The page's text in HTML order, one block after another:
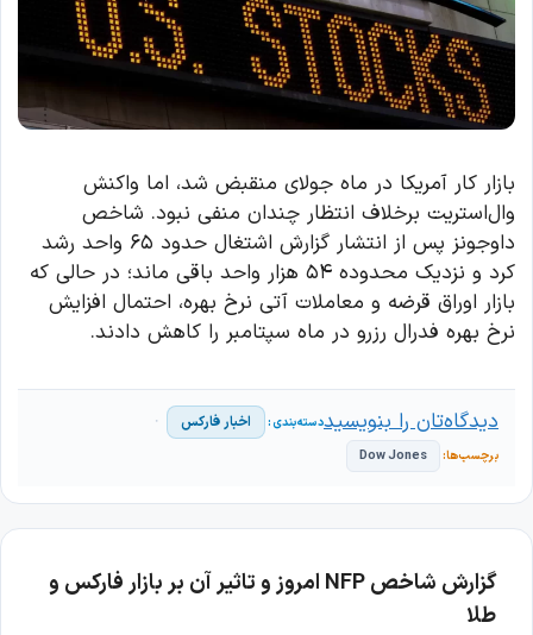
بازار کار آمریکا در ماه جولای منقبض شد، اما واکنش
وال‌استریت برخلاف انتظار چندان منفی نبود. شاخص
داوجونز پس از انتشار گزارش اشتغال حدود ۶۵ واحد رشد
کرد و نزدیک محدوده ۵۴ هزار واحد باقی ماند؛ در حالی که
بازار اوراق قرضه و معاملات آتی نرخ بهره، احتمال افزایش
نرخ بهره فدرال رزرو در ماه سپتامبر را کاهش دادند.
اخبار فارکس
Dow Jones
دیدگاه‌تان را بنویسید
گزارش شاخص NFP امروز و تاثیر آن بر بازار فارکس و
طلا